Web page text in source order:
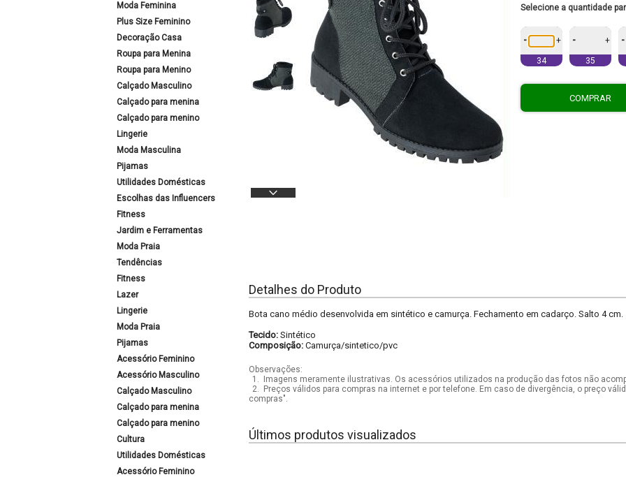
Moda Feminina
Plus Size Feminino
Decoração Casa
Roupa para Menina
Roupa para Menino
Calçado Masculino
Calçado para menina
Calçado para menino
Lingerie
Moda Masculina
Pijamas
Utilidades Domésticas
Escolhas das Influencers
Fitness
Jardim e Ferramentas
Moda Praia
Tendências
Fitness
Lazer
Lingerie
Moda Praia
Pijamas
Acessório Feminino
Acessório Masculino
Calçado Masculino
Calçado para menina
Calçado para menino
Cultura
Utilidades Domésticas
Acessório Feminino
Selecione a quantidade
- +
34
- +
35
-
COMPRAR
Detalhes do Produto
Bota cano médio desenvolvida em sintético e camurça. Fechamento em cadarço. Salto 4 cm.
Tecido: Sintético
Composição: Camurça/sintetico/pvc
Observações:
1.
Imagens meramente ilustrativas. Os acessórios utilizados na produção das fotos não
2.
Preços válidos para compras na internet e por telefone. Em caso de divergência, o preço
compras".
Últimos produtos visualizados